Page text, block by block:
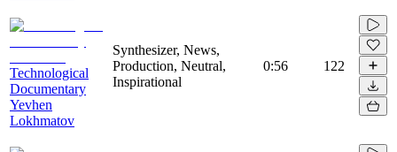
Technological
Documentary
Yevhen
Lokhmatov
Synthesizer, News,
Production, Neutral,
Inspirational
0:56 122